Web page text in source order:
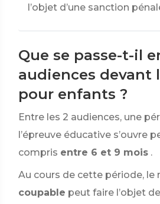
l’objet d’une sanction
Que se passe-t-il
audiences devant
pour enfants ?
Entre les 2 audiences, une
l’épreuve éducative s’ouvre
compris entre 6 et 9 mois .
Au cours de cette période, le
coupable peut faire l’objet